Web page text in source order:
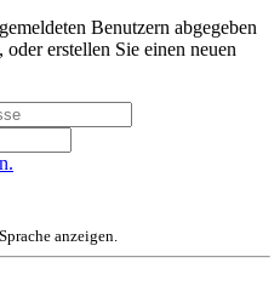
Benutzern abgegeben
erstellen Sie einen neuen
anzeigen.